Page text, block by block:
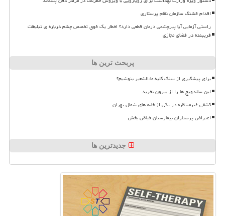
اقدام قشنگ سازمان نظام پرستاری
راستی آزمایی آیا پیرچشمی درمان قطعی دارد؟ اخطار یک فوق تخصص چشم درباره ی تبلیغات
فریبنده در فضای مجازی
پربحث ترین ها
برای پیشگیری از سنگ کلیه ماءالشعیر بنوشیم؟
این ساندویچ ها را از بیرون نخرید
کشفی غیرمنتظره در یکی از خانه های شمال تهران
اعتراض پرستاران بیمارستان فیاض بخش
جدیدترین ها